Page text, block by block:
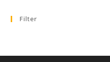
Filter